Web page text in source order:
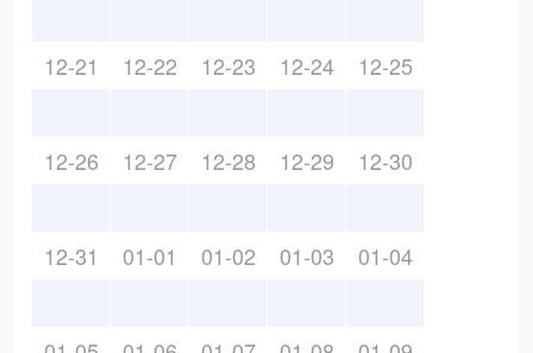
12-21 12-22 12-23 12-24 12-25
12-26 12-27 12-28 12-29 12-30
12-31 01-01 01-02 01-03 01-04